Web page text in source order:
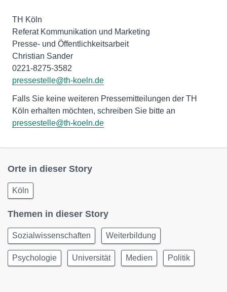
TH Köln
Referat Kommunikation und Marketing
Presse- und Öffentlichkeitsarbeit
Christian Sander
pressestelle@th-koeln.de
Falls Sie keine weiteren Pressemitteilungen der TH
Köln erhalten möchten, schreiben Sie bitte an
pressestelle@th-koeln.de
Orte in dieser Story
Köln
Themen in dieser Story
Sozialwissenschaften Weiterbildung
Psychologie Universität Medien Politik